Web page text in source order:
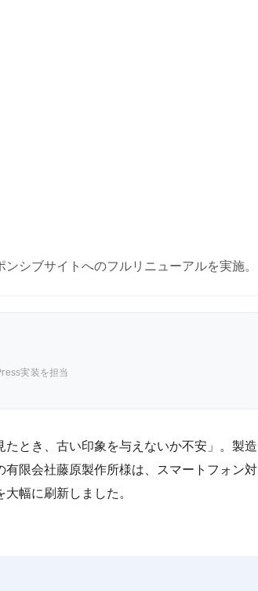
シブサイトへのフルリニューアルを実施。
実装を担当
たとき、古い印象を与えないか不安」。製造
限会社藤原製作所様は、スマートフォン対
幅に刷新しました。